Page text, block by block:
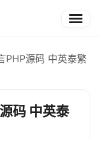
PHP源码 中英泰繁
码 中英泰